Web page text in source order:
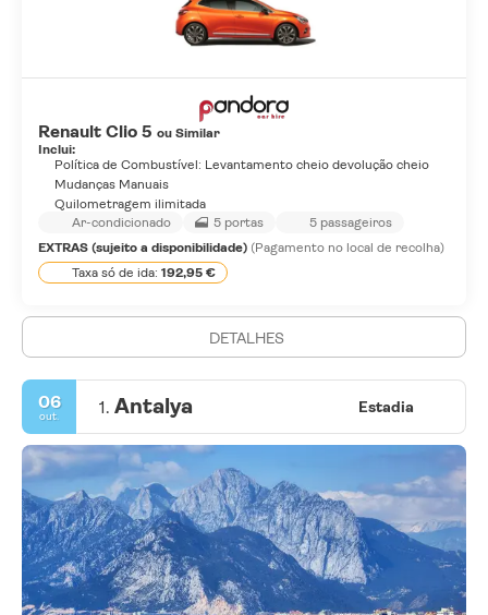
Renault Clio 5 ou Similar
Inclui:
Política de Combustível: Levantamento cheio devolução cheio
Mudanças Manuais
Quilometragem ilimitada
Ar-condicionado
5 portas
5 passageiros
EXTRAS (sujeito a disponibilidade) (Pagamento no local de recolha)
Taxa só de ida: 192,95 €
DETALHES
06
out. 1. Antalya Estadia